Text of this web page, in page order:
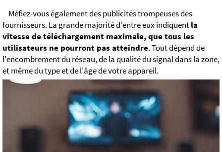
Méfiez-vous également des publicités trompeuses des
fournisseurs. La grande majorité d'entre eux indiquentla
vitesse de téléchargement maximale, que tous les
utilisateurs ne pourront pas atteindre. Tout dépend de
l'encombrement du réseau, de la qualité du signal dans la zone,
et même du type et de l'âge de votre appareil.